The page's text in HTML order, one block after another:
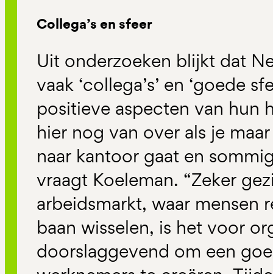
Collega’s en sfeer
Uit onderzoeken blijkt dat
vaak ‘collega’s’ en ‘goede
positieve aspecten van hun
hier nog van over als je
naar kantoor gaat en
vraagt Koeleman. “Zeker
arbeidsmarkt, waar mensen
baan wisselen, is het voor
doorslaggevend om een